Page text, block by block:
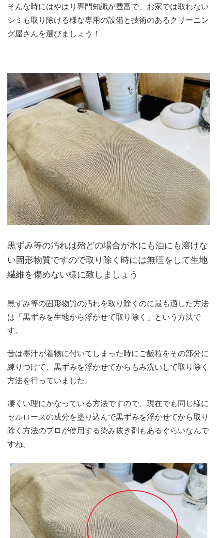
そんな時にはやはり専門知識が豊富で、お家では取れない
シミも取り除ける様な専用の設備と技術のあるクリーニン
グ屋さんを選びましょう！
黒ずみ等の汚れは殆どの場合が水にも油にも溶けな
い固形物質ですので取り除く時には無理をして生地
繊維を傷めない様に致しましょう
黒ずみ等の固形物質の汚れを取り除くのに最も適した方法
は「黒ずみを生地から浮かせて取り除く」という方法で
す。
昔は墨汁が着物に付いてしまった時にご飯粒をその部分に
練りつけて、黒ずみを浮かせてからもみ洗いして取り除く
方法を行っていました。
凄くい理にかなっている方法ですので、現在でも同じ様に
セルロースの成分を塗り込んで黒ずみを浮かせてから取り
除く方法のプロが使用する染み抜き剤もあるぐらいなんで
すね。